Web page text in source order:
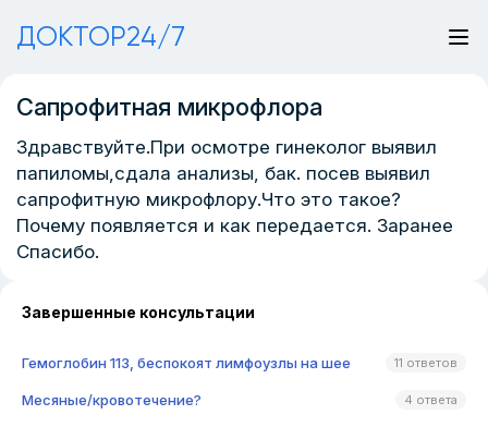
ДОКТОР24/7
Сапрофитная микрофлора
Здравствуйте.При осмотре гинеколог выявил
папиломы,сдала анализы, бак. посев выявил
сапрофитную микрофлору.Что это такое?
Почему появляется и как передается. Заранее
Спасибо.
Завершенные консультации
Гемоглобин 113, беспокоят лимфоузлы на шее 11 ответов
Месяные/кровотечение? 4 ответа